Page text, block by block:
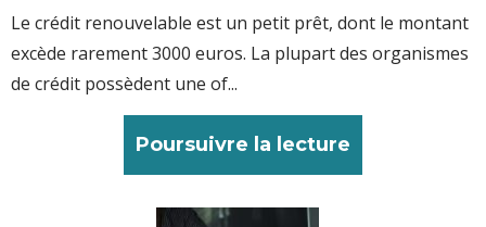
Le crédit renouvelable est un petit prêt, dont le montant
excède rarement 3000 euros. La plupart des organismes
de crédit possèdent une of...
Poursuivre la lecture